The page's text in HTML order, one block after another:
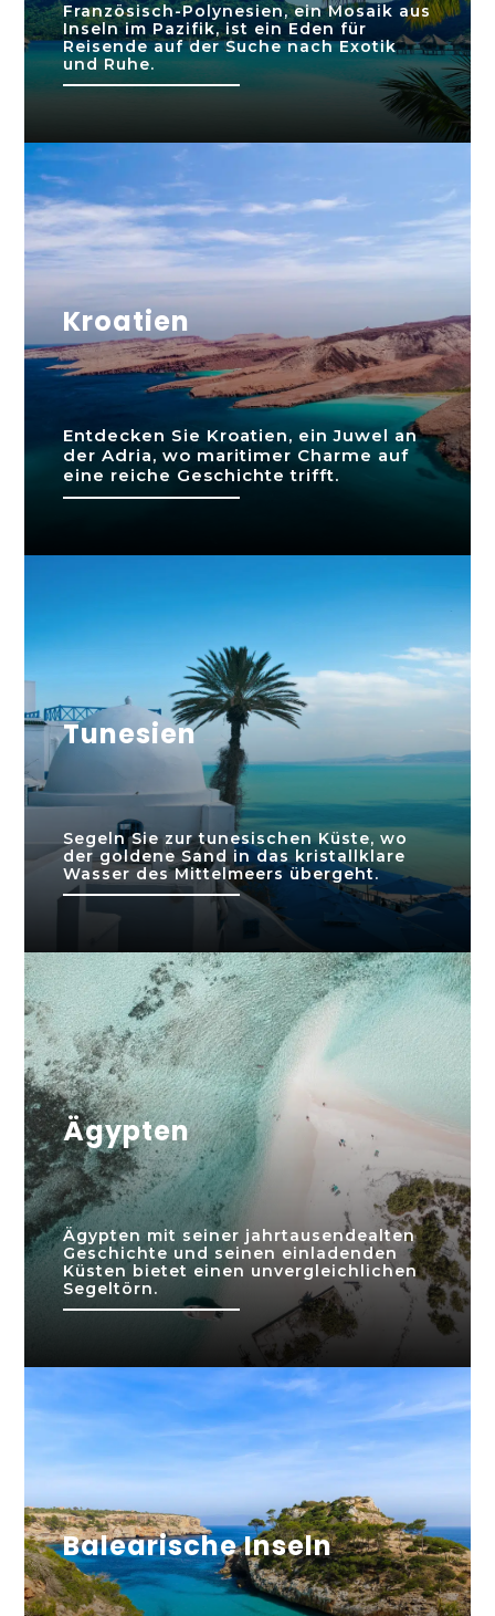
Französisch-Polynesien, ein Mosaik aus
Inseln im Pazifik, ist ein Eden für
Reisende auf der Suche nach Exotik
und Ruhe.
Kroatien
Entdecken Sie Kroatien, ein Juwel an
der Adria, wo maritimer Charme auf
eine reiche Geschichte trifft.
Tunesien
Segeln Sie zur tunesischen Küste, wo
der goldene Sand in das kristallklare
Wasser des Mittelmeers übergeht.
Ägypten
Ägypten mit seiner jahrtausendealten
Geschichte und seinen einladenden
Küsten bietet einen unvergleichlichen
Segeltörn.
Balearische Inseln